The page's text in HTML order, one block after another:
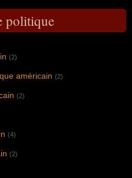
politique
(2)
américain (2)
(2)
(4)
(2)